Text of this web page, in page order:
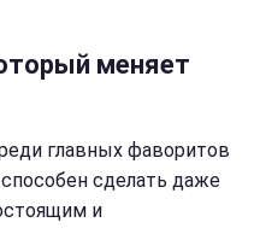
меняет
главных фаворитов
сделать даже
и